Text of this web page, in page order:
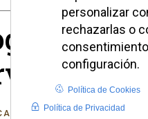
por
el
VIERNES, 08